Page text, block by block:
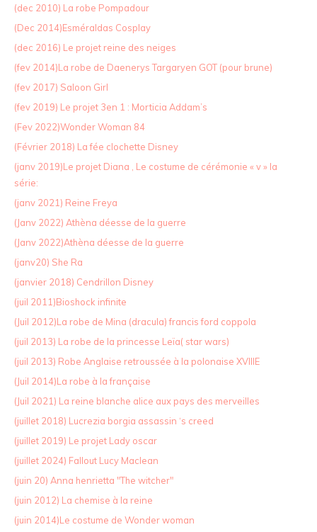
(dec 2010) La robe Pompadour
(Dec 2014)Esméraldas Cosplay
(dec 2016) Le projet reine des neiges
(fev 2014)La robe de Daenerys Targaryen GOT (pour brune)
(fev 2017) Saloon Girl
(fev 2019) Le projet 3en 1 : Morticia Addam’s
(Fev 2022)Wonder Woman 84
(Février 2018) La fée clochette Disney
(janv 2019)Le projet Diana , Le costume de cérémonie « v » la
série:
(janv 2021) Reine Freya
(Janv 2022) Athèna déesse de la guerre
(Janv 2022)Athèna déesse de la guerre
(janv20) She Ra
(janvier 2018) Cendrillon Disney
(juil 2011)Bioshock infinite
(Juil 2012)La robe de Mina (dracula) francis ford coppola
(juil 2013) La robe de la princesse Leïa( star wars)
(juil 2013) Robe Anglaise retroussée à la polonaise XVIIIE
(Juil 2014)La robe à la française
(Juil 2021) La reine blanche alice aux pays des merveilles
(juillet 2018) Lucrezia borgia assassin ‘s creed
(juillet 2019) Le projet Lady oscar
(juillet 2024) Fallout Lucy Maclean
(juin 20) Anna henrietta "The witcher"
(juin 2012) La chemise à la reine
(juin 2014)Le costume de Wonder woman